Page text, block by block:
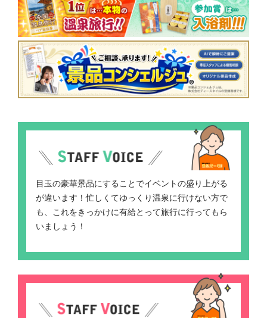
目玉の豪華景品にすることでイベントの盛り上がる
が違います！忙しくてゆっくり温泉に行けない方で
も、これをきっかけに有給とって旅行に行ってもら
いましょう！